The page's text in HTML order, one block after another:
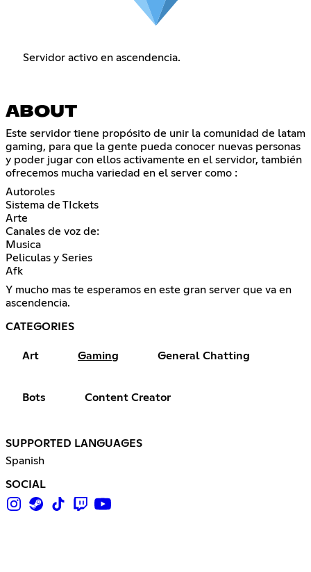
Servidor activo en ascendencia.
ABOUT
Este servidor tiene propósito de unir la comunidad de latam
gaming, para que la gente pueda conocer nuevas personas
y poder jugar con ellos activamente en el servidor, también
ofrecemos mucha variedad en el server como :
Autoroles
Sistema de TIckets
Arte
Canales de voz de:
Musica
Peliculas y Series
Afk
Y mucho mas te esperamos en este gran server que va en
ascendencia.
CATEGORIES
Art Gaming General Chatting
Bots Content Creator
SUPPORTED LANGUAGES
Spanish
SOCIAL